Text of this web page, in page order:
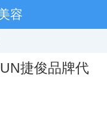
容
捷俊品牌代